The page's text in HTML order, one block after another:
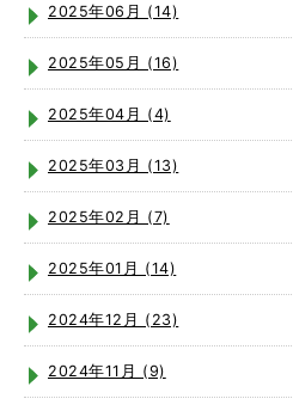
2025年06月 (14)
2025年05月 (16)
2025年04月 (4)
2025年03月 (13)
2025年02月 (7)
2025年01月 (14)
2024年12月 (23)
2024年11月 (9)